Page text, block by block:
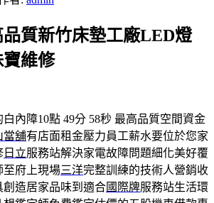
質新竹床墊工廠LED燈
維修
內障10點 49分 58秒 最高品質空間資金
當舖有店面租金壓力員工薪水要位於您家
日立服務站解決家電故障問題細化美好覆
至府上現場三洋完整訓練的技術人營銷收
造居家品味到適合國際牌服務站生活環